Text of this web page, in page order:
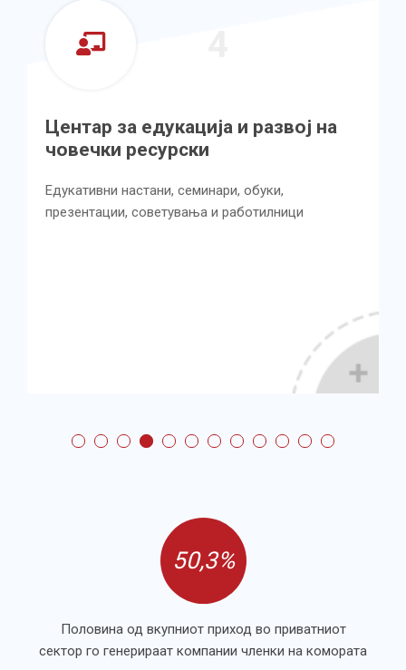
Центар за едукација и развој на
човечки ресурски
Едукативни настани, семинари, обуки,
презентации, советувања и работилници
50,3%
Половина од вкупниот приход во приватниот
сектор го генерираат компании членки на комората